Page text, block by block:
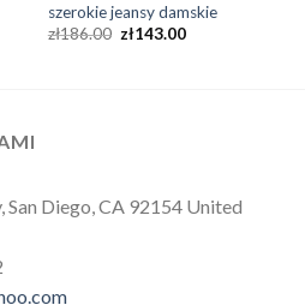
szerokie jeansy damskie
zł186.00 zł143.00
Diego, CA 92154 United